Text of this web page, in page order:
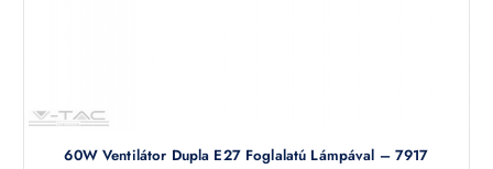
60W Ventilátor Dupla E27 Foglalatú Lámpával – 7917